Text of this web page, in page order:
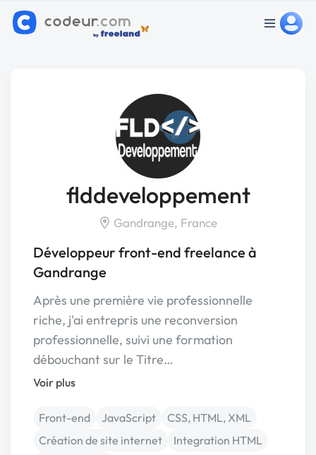
flddeveloppement
Gandrange, France
Développeur front-end freelance à
Gandrange
Après une première vie professionnelle
riche, j'ai entrepris une reconversion
professionnelle, suivi une formation
débouchant sur le Titre…
Voir plus
Front-end JavaScript
CSS, HTML, XML
Création de site internet
Integration HTML